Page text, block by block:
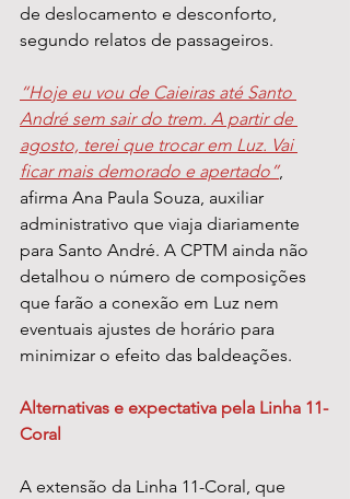
de deslocamento e desconforto,
segundo relatos de passageiros.
“Hoje eu vou de Caieiras até Santo
André sem sair do trem. A partir de
agosto, terei que trocar em Luz. Vai
ficar mais demorado e apertado”,
afirma Ana Paula Souza, auxiliar
administrativo que viaja diariamente
para Santo André. A CPTM ainda não
detalhou o número de composições
que farão a conexão em Luz nem
eventuais ajustes de horário para
minimizar o efeito das baldeações.
Alternativas e expectativa pela Linha 11-
Coral
A extensão da Linha 11-Coral, que